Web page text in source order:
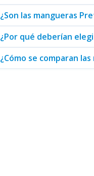
¿Son las mangueras
¿Por qué deberían
¿Cómo se comparan